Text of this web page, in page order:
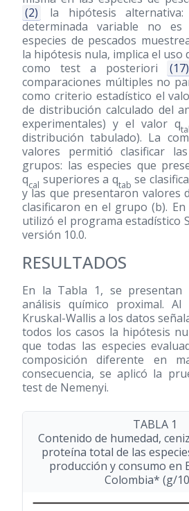
(2)
la hipótesis
determinada variable no
especies de pescados
la hipótesis nula, implica el uso
como test a posteriori
(17)
comparaciones múltiples no
como criterio estadístico el
de distribución calculado del
experimentales) y el valor q
distribución tabulado). La
valores permitió clasificar
grupos: las especies que
qcal superiores a qtab se
y las que presentaron valores
clasificaron en el grupo (b).
utilizó el programa estadístico
versión 10.0.
RESULTADOS
En la Tabla 1, se presentan
análisis químico proximal.
Kruskal-Wallis a los datos
todos los casos la hipótesis
que todas las especies
composición diferente en
consecuencia, se aplicó la
test de Nemenyi.
TABLA 1
Contenido de humedad,
proteína total de las
producción y consumo en
Colombia* (g/